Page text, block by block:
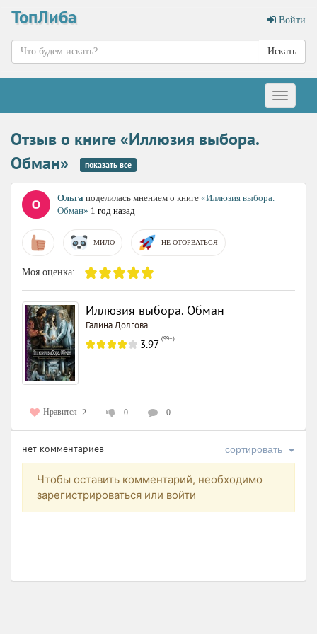
ТопЛиба Войти
Искать
Меню
Отзыв о книге «Иллюзия выбора.
Обман»
показать все
Ольга поделилась мнением о книге «Иллюзия выбора.
Обман» 1 год назад
МИЛО НЕ ОТОРВАТЬСЯ
Моя оценка:
Иллюзия выбора. Обман
Галина Долгова
3.97 (99+)
Нравится 2 0 0